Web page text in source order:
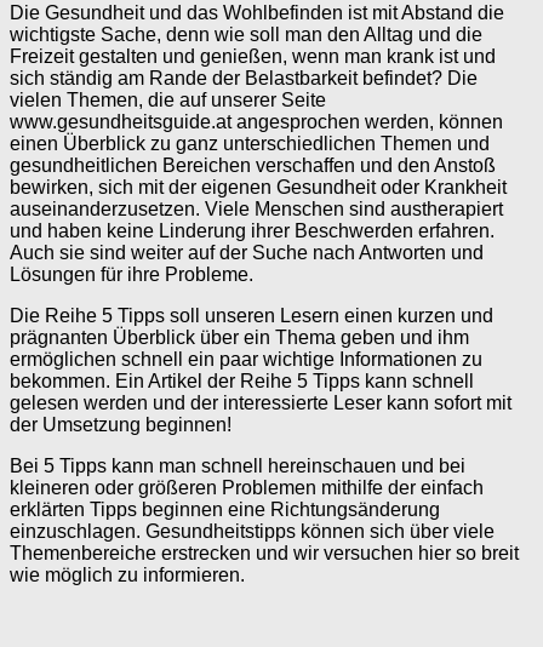
Die Gesundheit und das Wohlbefinden ist mit Abstand die
wichtigste Sache, denn wie soll man den Alltag und die
Freizeit gestalten und genießen, wenn man krank ist und
sich ständig am Rande der Belastbarkeit befindet? Die
vielen Themen, die auf unserer Seite
www.gesundheitsguide.at angesprochen werden, können
einen Überblick zu ganz unterschiedlichen Themen und
gesundheitlichen Bereichen verschaffen und den Anstoß
bewirken, sich mit der eigenen Gesundheit oder Krankheit
auseinanderzusetzen. Viele Menschen sind austherapiert
und haben keine Linderung ihrer Beschwerden erfahren.
Auch sie sind weiter auf der Suche nach Antworten und
Lösungen für ihre Probleme.
Die Reihe 5 Tipps soll unseren Lesern einen kurzen und
prägnanten Überblick über ein Thema geben und ihm
ermöglichen schnell ein paar wichtige Informationen zu
bekommen. Ein Artikel der Reihe 5 Tipps kann schnell
gelesen werden und der interessierte Leser kann sofort mit
der Umsetzung beginnen!
Bei 5 Tipps kann man schnell hereinschauen und bei
kleineren oder größeren Problemen mithilfe der einfach
erklärten Tipps beginnen eine Richtungsänderung
einzuschlagen. Gesundheitstipps können sich über viele
Themenbereiche erstrecken und wir versuchen hier so breit
wie möglich zu informieren.